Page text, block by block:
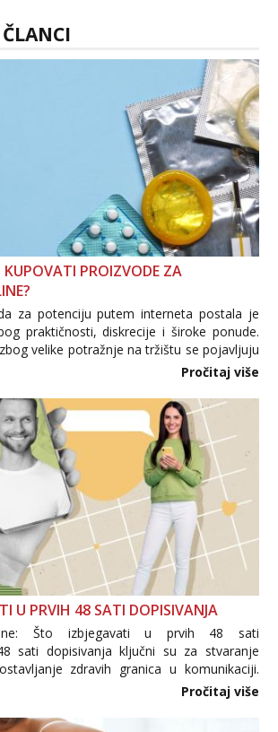
PROIZVODE ZA
za potenciju putem interneta postala je
praktičnosti, diskrecije i široke ponude.
velike potražnje na tržištu se pojavljuju
proizvodi, nepouzdane internetske
Pročitaj više
U PRVIH 48 SATI DOPISIVANJA
Što izbjegavati u prvih 48 sati
sati dopisivanja ključni su za stvaranje
zdravih granica u komunikaciji.
prebrzo otkrivanje osobnih ili intimnih
osoba još nije zaslužila to
Pročitaj više